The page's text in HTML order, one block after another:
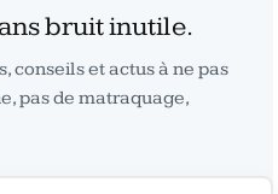
bruit inutile.
conseils et actus à ne pas
pas de matraquage,